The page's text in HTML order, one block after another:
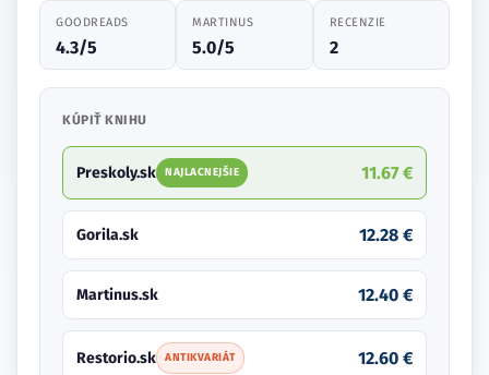
GOODREADS
4.3/5
MARTINUS
5.0/5
RECENZIE
2
KÚPIŤ KNIHU
Preskoly.sk NAJLACNEJŠIE 11.67 €
Gorila.sk 12.28 €
Martinus.sk 12.40 €
Restorio.sk ANTIKVARIÁT 12.60 €